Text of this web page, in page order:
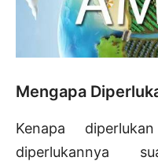
Mengapa
Kenapa
diperlukannya